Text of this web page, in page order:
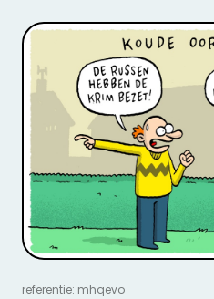
referentie: mhqevo